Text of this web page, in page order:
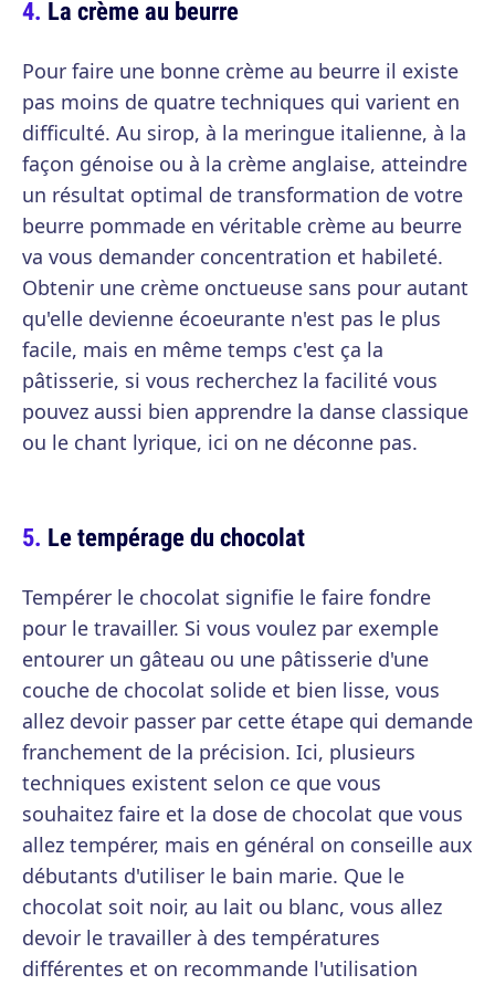
La crème au beurre
Pour faire une bonne crème au beurre il existe
pas moins de quatre techniques qui varient en
difficulté. Au sirop, à la meringue italienne, à la
façon génoise ou à la crème anglaise, atteindre
un résultat optimal de transformation de votre
beurre pommade en véritable crème au beurre
va vous demander concentration et habileté.
Obtenir une crème onctueuse sans pour autant
qu'elle devienne écoeurante n'est pas le plus
facile, mais en même temps c'est ça la
pâtisserie, si vous recherchez la facilité vous
pouvez aussi bien apprendre la danse classique
ou le chant lyrique, ici on ne déconne pas.
Le tempérage du chocolat
Tempérer le chocolat signifie le faire fondre
pour le travailler. Si vous voulez par exemple
entourer un gâteau ou une pâtisserie d'une
couche de chocolat solide et bien lisse, vous
allez devoir passer par cette étape qui demande
franchement de la précision. Ici, plusieurs
techniques existent selon ce que vous
souhaitez faire et la dose de chocolat que vous
allez tempérer, mais en général on conseille aux
débutants d'utiliser le bain marie. Que le
chocolat soit noir, au lait ou blanc, vous allez
devoir le travailler à des températures
différentes et on recommande l'utilisation